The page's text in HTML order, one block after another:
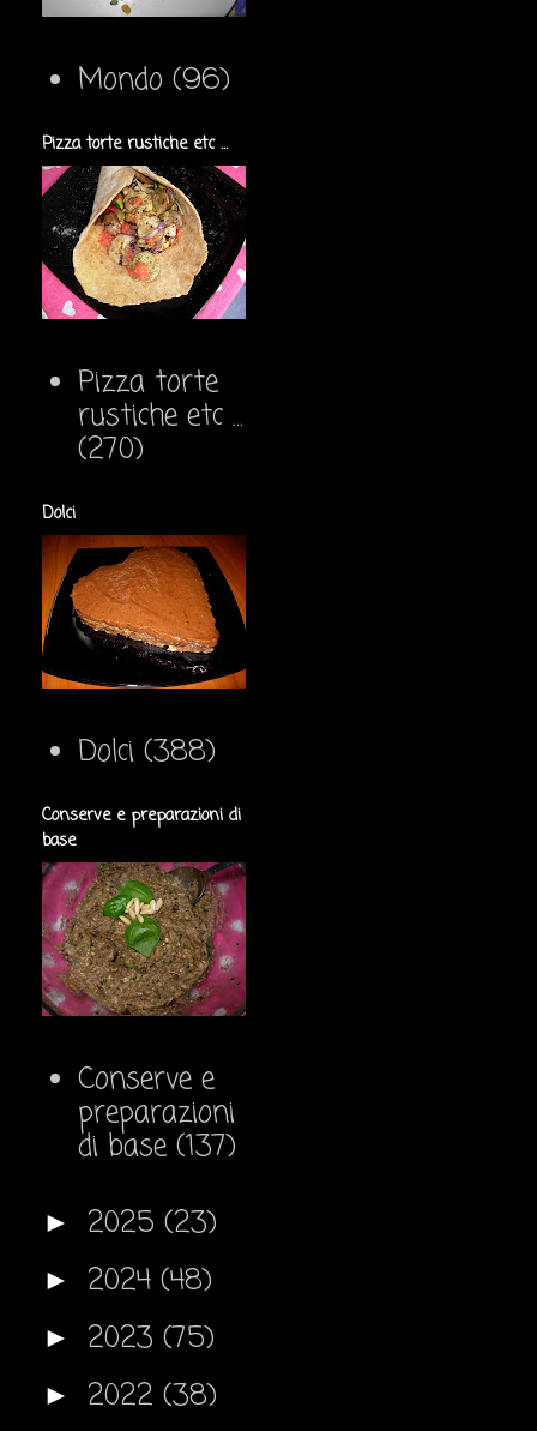
Mondo (96)
Pizza torte rustiche etc ...
Pizza torte
rustiche etc ...
(270)
Dolci
Dolci (388)
Conserve e preparazioni di
base
Conserve e
preparazioni
di base (137)
► 2025 (23)
► 2024 (48)
► 2023 (75)
► 2022 (38)